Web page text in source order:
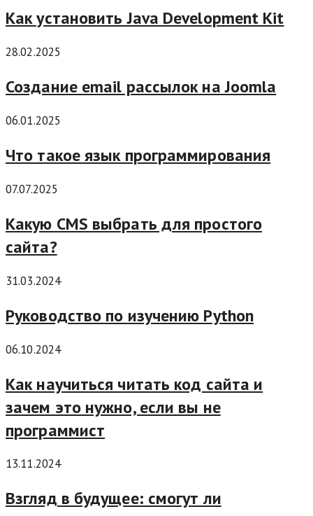
Как установить Java Development Kit
28.02.2025
Создание email рассылок на Joomla
06.01.2025
Что такое язык программирования
07.07.2025
Какую CMS выбрать для простого
сайта?
31.03.2024
Руководство по изучению Python
06.10.2024
Как научиться читать код сайта и
зачем это нужно, если вы не
программист
13.11.2024
Взгляд в будущее: смогут ли